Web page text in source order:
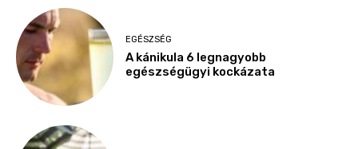
EGÉSZSÉG
A kánikula 6 legnagyobb
egészségügyi kockázata